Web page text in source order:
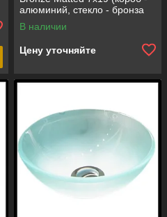
алюминий, стекло - бронза
матовое, без порога)
В наличии
Цену уточняйте